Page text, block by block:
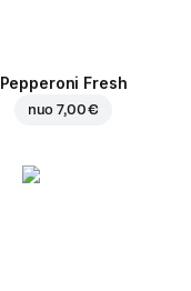
Pepperoni Fresh
nuo7,00 €